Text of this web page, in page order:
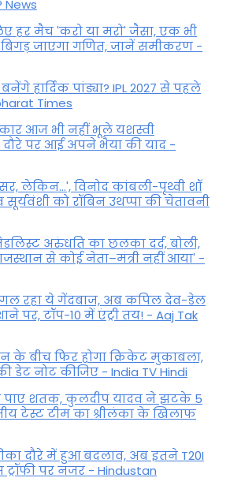
हर मैच 'करो या मरो' जैसा, एक भी
जाएगा गण‍ित, जानें समीकरण -
हार्दिक पांड्या? IPL 2027 से पहले
Times
आज भी नहीं भूले यशस्वी
दौरे पर आई अपने भैया की याद -
लेकिन...', व‍िनोद कांबली-पृथ्वी शॉ
को रॉबिन उथप्पा की चेतावनी
अरुंधति का छलका दर्द, बोली,
से कोई नेता–मंत्री नहीं आया' -
रहा ये गेंदबाज, अब कपिल देव-डेल
पर, टॉप-10 में एंट्री तय! - Aaj Tak
के बीच फिर होगा क्रिकेट मुकाबला,
डेट नोट कीजिए - India TV Hindi
पाए शतक, कुलदीप यादव ने झटके 5
टेस्ट टीम का श्रीलंका के खिलाफ
दौरे में हुआ बदलाव, अब इतने T20I
पर नजर - Hindustan